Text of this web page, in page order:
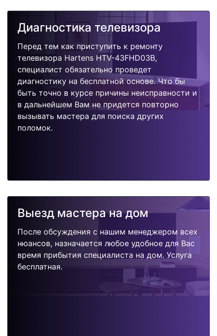
Диагностика телевизора
Перед тем как приступить к ремонту
телевизора Hartens HTV-43FHD03B,
специалист обязательно проведет
диагностику на бесплатной основе. Что бы
быть точно в курсе причины неисправности и
в дальнейшем Вам не придется повторно
вызывать мастера для поиска других
поломок.
Выезд мастера на дом
После обсуждения с нашим менеджером всех
нюансов, назначается любое удобное для Вас
время прибытия специалиста на дом. Услуга
бесплатная.